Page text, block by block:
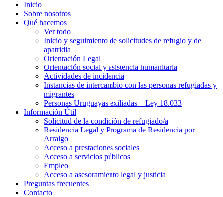
Inicio
Sobre nosotros
Qué hacemos
Ver todo
Inicio y seguimiento de solicitudes de refugio y de
apatridia
Orientación Legal
Orientación social y asistencia humanitaria
Actividades de incidencia
Instancias de intercambio con las personas refugiadas y
migrantes​
Personas Uruguayas exiliadas – Ley 18.033
Información Útil
Solicitud de la condición de refugiado/a
Residencia Legal y Programa de Residencia por
Arraigo
Acceso a prestaciones sociales
Acceso a servicios públicos
Empleo
Acceso a asesoramiento legal y justicia
Preguntas frecuentes
Contacto